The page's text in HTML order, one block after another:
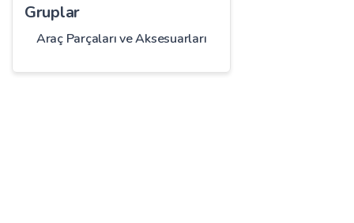
Gruplar
Araç Parçaları ve Aksesuarları